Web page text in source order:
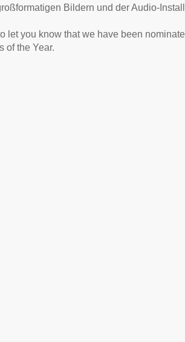
Bildern und der Audio-
let you know that we have been
of the Year.